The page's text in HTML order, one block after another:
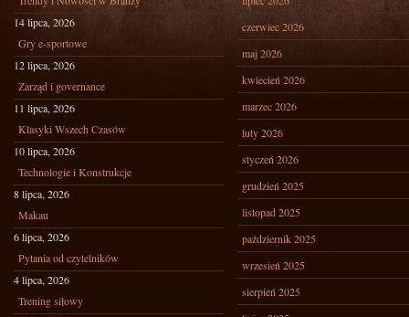
14 lipca, 2026
Gry e-sportowe
12 lipca, 2026
Zarząd i governance
11 lipca, 2026
Klasyki Wszech Czasów
10 lipca, 2026
Technologie i Konstrukcje
8 lipca, 2026
Makau
6 lipca, 2026
Pytania od czytelników
4 lipca, 2026
Trening siłowy
czerwiec 2026
maj 2026
kwiecień 2026
marzec 2026
luty 2026
styczeń 2026
grudzień 2025
listopad 2025
październik 2025
wrzesień 2025
sierpień 2025